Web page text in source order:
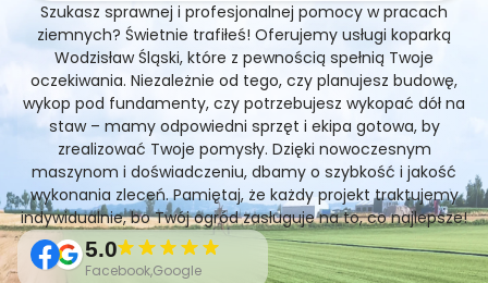
Szukasz sprawnej i profesjonalnej pomocy w pracach
ziemnych? Świetnie trafiłeś! Oferujemy usługi koparką
Wodzisław Śląski, które z pewnością spełnią Twoje
oczekiwania. Niezależnie od tego, czy planujesz budowę,
wykop pod fundamenty, czy potrzebujesz wykopać dół na
staw – mamy odpowiedni sprzęt i ekipa gotowa, by
zrealizować Twoje pomysły. Dzięki nowoczesnym
maszynom i doświadczeniu, dbamy o szybkość i jakość
wykonania zleceń. Pamiętaj, że każdy projekt traktujemy
indywidualnie, bo Twój ogród zasługuje na to, co najlepsze!
5.0
Facebook,Google